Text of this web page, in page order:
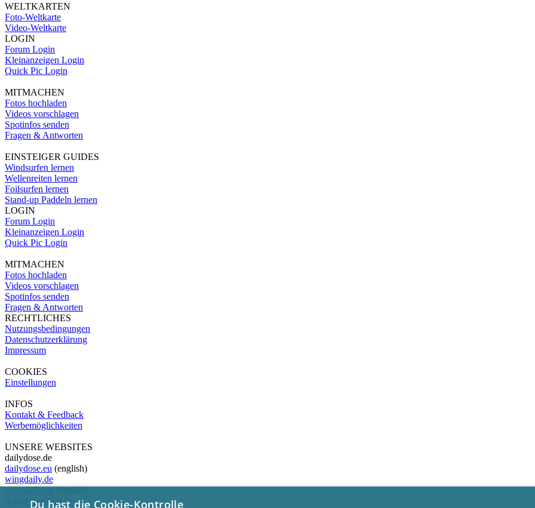
WELTKARTEN
Foto-Weltkarte
Video-Weltkarte
LOGIN
Forum Login
Kleinanzeigen Login
Quick Pic Login
MITMACHEN
Fotos hochladen
Videos vorschlagen
Spotinfos senden
Fragen & Antworten
EINSTEIGER GUIDES
Windsurfen lernen
Wellenreiten lernen
Foilsurfen lernen
Stand-up Paddeln lernen
LOGIN
Forum Login
Kleinanzeigen Login
Quick Pic Login
MITMACHEN
Fotos hochladen
Videos vorschlagen
Spotinfos senden
Fragen & Antworten
RECHTLICHES
Nutzungsbedingungen
Datenschutzerklärung
Impressum
COOKIES
Einstellungen
INFOS
Kontakt & Feedback
Werbemöglichkeiten
UNSERE WEBSITES
dailydose.de
dailydose.eu (english)
wingdaily.de
wingdaily.eu(english)
dailydose-shop.de
Du hast die Cookie-Kontrolle